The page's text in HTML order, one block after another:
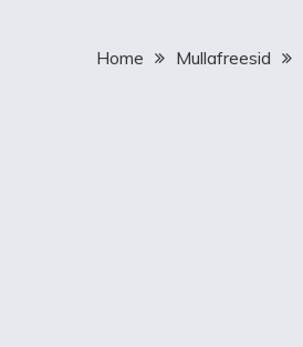
Home Mullafreesid